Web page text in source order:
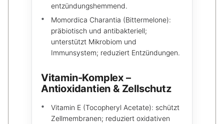
entzündungshemmend.
Momordica Charantia (Bittermelone):
präbiotisch und antibakteriell;
unterstützt Mikrobiom und
Immunsystem; reduziert Entzündungen.
Vitamin-Komplex –
Antioxidantien & Zellschutz
Vitamin E (Tocopheryl Acetate): schützt
Zellmembranen; reduziert oxidativen